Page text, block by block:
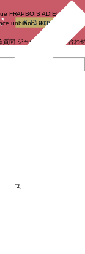
FRAPBOIS ADIEU
unbilanc BIGI online store
質問 ジャーナル お問い合わ
レス